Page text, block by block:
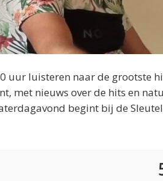
uur luisteren naar de grootste
met nieuws over de hits en
begint bij de